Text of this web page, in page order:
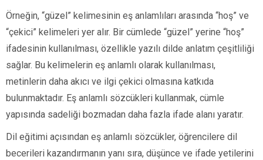
Örneğin, “güzel” kelimesinin eş anlamlıları arasında “hoş” ve
“çekici” kelimeleri yer alır. Bir cümlede “güzel” yerine “hoş”
ifadesinin kullanılması, özellikle yazılı dilde anlatım çeşitliliği
sağlar. Bu kelimelerin eş anlamlı olarak kullanılması,
metinlerin daha akıcı ve ilgi çekici olmasına katkıda
bulunmaktadır. Eş anlamlı sözcükleri kullanmak, cümle
yapısında sadeliği bozmadan daha fazla ifade alanı yaratır.
Dil eğitimi açısından eş anlamlı sözcükler, öğrencilere dil
becerileri kazandırmanın yanı sıra, düşünce ve ifade yetilerini